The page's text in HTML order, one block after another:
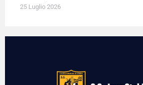
25 Luglio 2026